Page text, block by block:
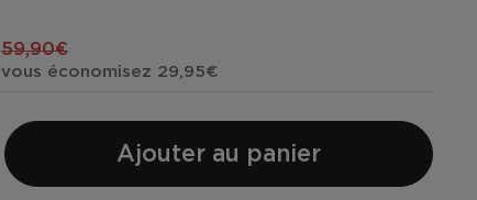
59,90€
vous économisez 29,95€
Ajouter au panier